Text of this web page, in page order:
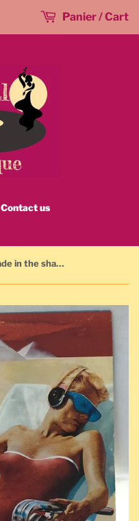
us
Panier / Cart
ROLLING STONES - Made in the shade - COC 79102 - 1975 - 33 TOURS / LP